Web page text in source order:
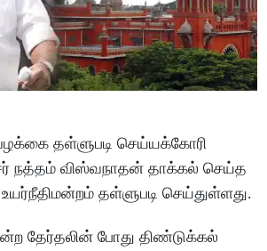
தள்ளுபடி செய்யக்கோரி
நத்தம் விஸ்வநாதன் தாக்கல் செய்த
தள்ளுபடி செய்துள்ளது.
தேர்தலின் போது திண்டுக்கல்